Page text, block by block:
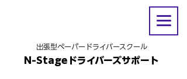
出張型ペーパードライバースクール
N-Stageドライバーズサポート